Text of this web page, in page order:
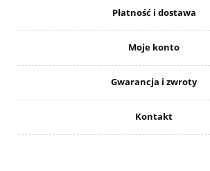
Płatność i dostawa
Moje konto
Gwarancja i zwroty
Kontakt